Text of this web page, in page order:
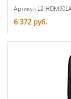
Артикул 12-
6 372 руб.